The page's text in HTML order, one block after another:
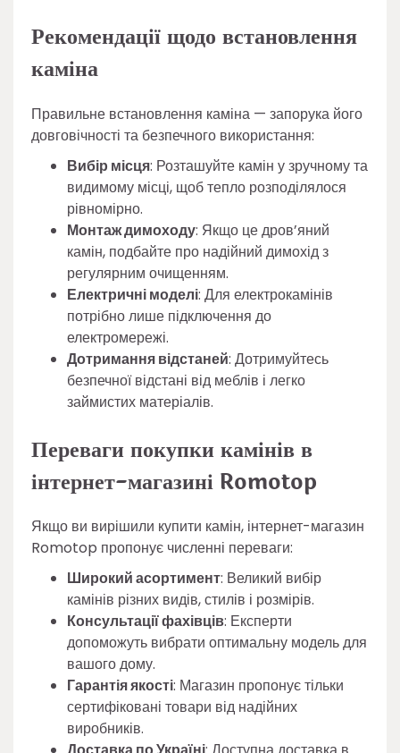
Рекомендації щодо встановлення
каміна
Правильне встановлення каміна — запорука його
довговічності та безпечного використання:
Вибір місця: Розташуйте камін у зручному та
видимому місці, щоб тепло розподілялося
рівномірно.
Монтаж димоходу: Якщо це дров’яний
камін, подбайте про надійний димохід з
регулярним очищенням.
Електричні моделі: Для електрокамінів
потрібно лише підключення до
електромережі.
Дотримання відстаней: Дотримуйтесь
безпечної відстані від меблів і легко
займистих матеріалів.
Переваги покупки камінів в
інтернет-магазині Romotop
Якщо ви вирішили купити камін, інтернет-магазин
Romotop пропонує численні переваги:
Широкий асортимент: Великий вибір
камінів різних видів, стилів і розмірів.
Консультації фахівців: Експерти
допоможуть вибрати оптимальну модель для
вашого дому.
Гарантія якості: Магазин пропонує тільки
сертифіковані товари від надійних
виробників.